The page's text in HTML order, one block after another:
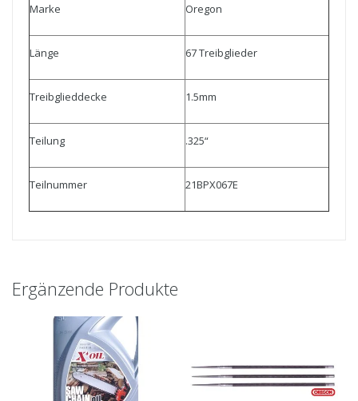
Marke Oregon
Länge 67 Treibglieder
Treibglieddecke 1.5mm
Teilung .325“
Teilnummer 21BPX067E
Ergänzende Produkte